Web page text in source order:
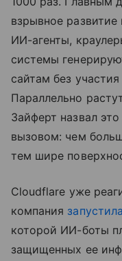
взрывное развитие
ИИ-агенты,
системы
сайтам без
Параллельно
Зайферт назвал
вызовом: чем
тем шире
Cloudflare уже
компания запустила
которой ИИ-боты
защищенных ее